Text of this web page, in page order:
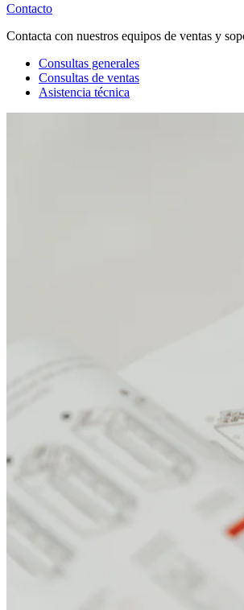
Contacto
Contacta con nuestros equipos de ventas y
Consultas generales
Consultas de ventas
Asistencia técnica